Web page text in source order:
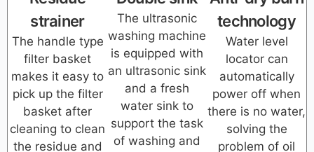
strainer
The handle type
filter basket
makes it easy to
pick up the filter
basket after
cleaning to clean
the residue and
The ultrasonic
washing machine
is equipped with
an ultrasonic sink
and a fresh
water sink to
support the task
of washing and
technology
Water level
locator can
automatically
power off when
there is no water,
solving the
problem of oil